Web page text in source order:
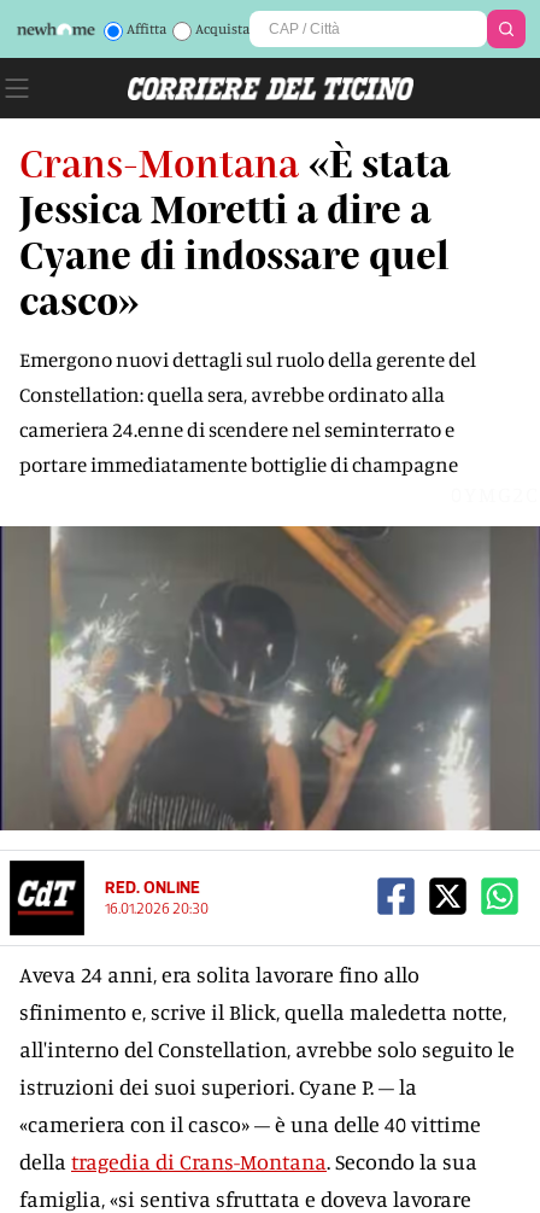
Affitta Acquista
Crans-Montana «È stata
Jessica Moretti a dire a
Cyane di indossare quel
casco»
Emergono nuovi dettagli sul ruolo della gerente del
Constellation: quella sera, avrebbe ordinato alla
cameriera 24.enne di scendere nel seminterrato e
portare immediatamente bottiglie di champagne
RED. ONLINE
16.01.2026 20:30
Aveva 24 anni, era solita lavorare fino allo
sfinimento e, scrive il Blick, quella maledetta notte,
all'interno del Constellation, avrebbe solo seguito le
istruzioni dei suoi superiori. Cyane P. – la
«cameriera con il casco» – è una delle 40 vittime
della tragedia di Crans-Montana. Secondo la sua
famiglia, «si sentiva sfruttata e doveva lavorare